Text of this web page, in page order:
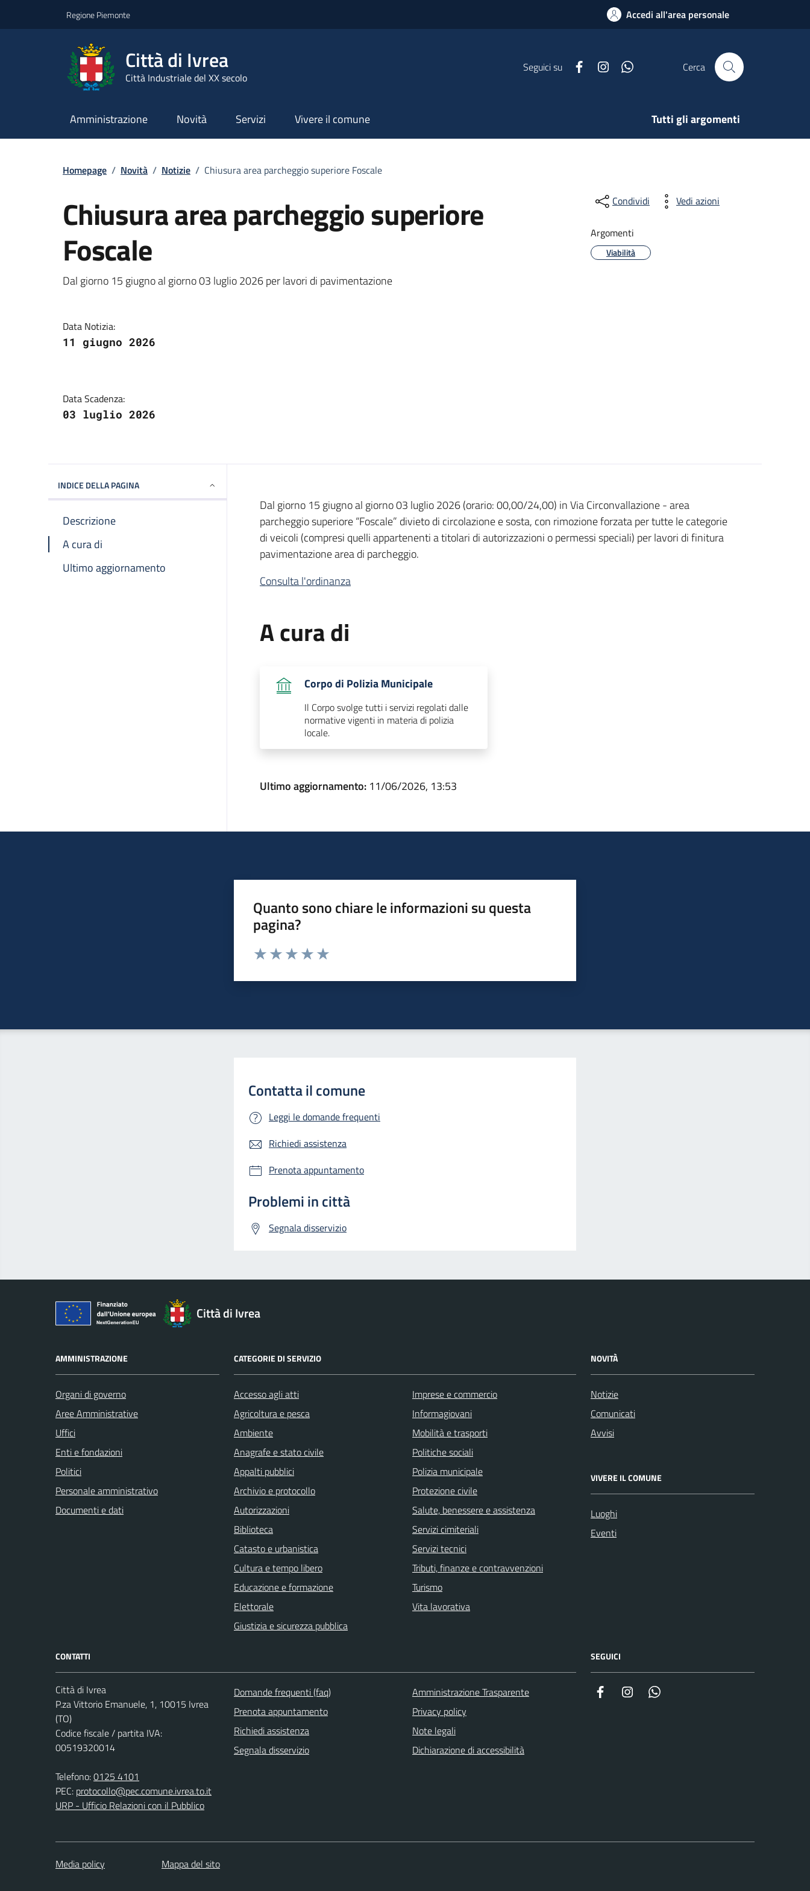
Regione Piemonte Accedi all'area personale
Città di Ivrea
Città Industriale del XX secolo
Seguici su FacebookInstagram Cerca
Amministrazione Novità Servizi Vivere il comune Tutti gli argomenti
Homepage / Novità / Notizie / Chiusura area parcheggio superiore Foscale
Chiusura area parcheggio superiore
Foscale
Dal giorno 15 giugno al giorno 03 luglio 2026 per lavori di pavimentazione
Data Notizia:
11 giugno 2026
Data Scadenza:
03 luglio 2026
Condividi Vedi azioni
Argomenti
Viabilità
INDICE DELLA PAGINA
Descrizione
A cura di
Ultimo aggiornamento
Dal giorno 15 giugno al giorno 03 luglio 2026 (orario: 00,00/24,00) in Via Circonvallazione - area
parcheggio superiore “Foscale” divieto di circolazione e sosta, con rimozione forzata per tutte le categorie
di veicoli (compresi quelli appartenenti a titolari di autorizzazioni o permessi speciali) per lavori di finitura
pavimentazione area di parcheggio.
Consulta l'ordinanza
A cura di
Corpo di Polizia Municipale
Il Corpo svolge tutti i servizi regolati dalle
normative vigenti in materia di polizia
locale.
Ultimo aggiornamento: 11/06/2026, 13:53
Quanto sono chiare le informazioni su questa
pagina?
Valuta da 1 a 5 stelle la pagina
Contatta il comune
Leggi le domande frequenti
Richiedi assistenza
Prenota appuntamento
Problemi in città
Segnala disservizio
Città di Ivrea
AMMINISTRAZIONE
Organi di governo
Aree Amministrative
Uffici
Enti e fondazioni
Politici
Personale amministrativo
Documenti e dati
CATEGORIE DI SERVIZIO
Accesso agli atti
Agricoltura e pesca
Ambiente
Anagrafe e stato civile
Appalti pubblici
Archivio e protocollo
Autorizzazioni
Biblioteca
Catasto e urbanistica
Cultura e tempo libero
Educazione e formazione
Elettorale
Giustizia e sicurezza pubblica
Imprese e commercio
Informagiovani
Mobilità e trasporti
Politiche sociali
Polizia municipale
Protezione civile
Salute, benessere e assistenza
Servizi cimiteriali
Servizi tecnici
Tributi, finanze e contravvenzioni
Turismo
Vita lavorativa
NOVITÀ
Notizie
Comunicati
Avvisi
VIVERE IL COMUNE
Luoghi
Eventi
CONTATTI
Città di Ivrea
P.za Vittorio Emanuele, 1, 10015 Ivrea
(TO)
Codice fiscale / partita IVA:
00519320014
Telefono:0125 4101
PEC: protocollo@pec.comune.ivrea.to.it
URP - Ufficio Relazioni con il Pubblico
Domande frequenti (faq)
Prenota appuntamento
Richiedi assistenza
Segnala disservizio
Amministrazione Trasparente
Privacy policy
Note legali
Dichiarazione di accessibilità
SEGUICI
Facebook Instagram
Media policy Mappa del sito